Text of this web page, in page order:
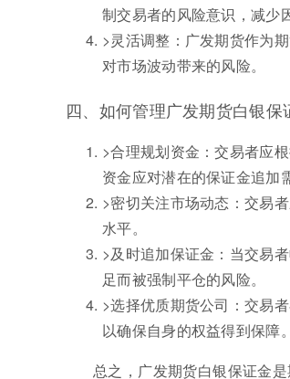
制交易者的风险意识，减少
>灵活调整：广发期货作为
对市场波动带来的风险。
四、如何管理广发期货白银保
>合理规划资金：交易者应
资金应对潜在的保证金追加
>密切关注市场动态：交易
水平。
>及时追加保证金：当交易
足而被强制平仓的风险。
>选择优质期货公司：交易
以确保自身的权益得到保障。
总之，广发期货白银保证金